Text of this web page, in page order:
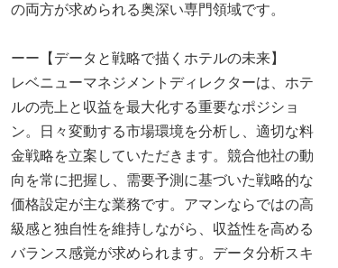
の両方が求められる奥深い専門領域です。
ーー【データと戦略で描くホテルの未来】
レベニューマネジメントディレクターは、ホテ
ルの売上と収益を最大化する重要なポジショ
ン。日々変動する市場環境を分析し、適切な料
金戦略を立案していただきます。競合他社の動
向を常に把握し、需要予測に基づいた戦略的な
価格設定が主な業務です。アマンならではの高
級感と独自性を維持しながら、収益性を高める
バランス感覚が求められます。データ分析スキ